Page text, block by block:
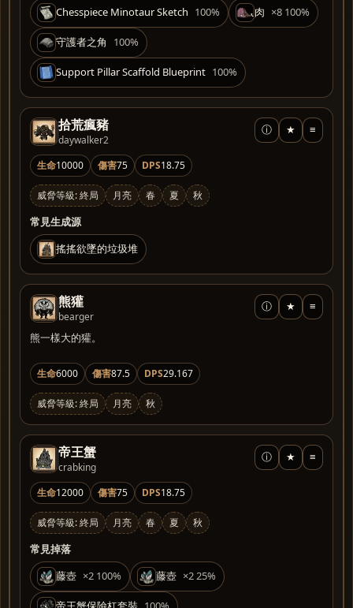
Chesspiece Minotaur Sketch 100% 肉 ×8 100%
守護者之角 100%
Support Pillar Scaffold Blueprint 100%
拾荒瘋豬
daywalker2
ⓘ ★ ≡
生命10000 傷害75 DPS18.75
威脅等級: 終局 月亮 春 夏 秋
常見生成源
搖搖欲墜的垃圾堆
熊獾
bearger
ⓘ ★ ≡
熊一樣大的獾。
生命6000 傷害87.5 DPS29.167
威脅等級: 終局 月亮 秋
帝王蟹
crabking
ⓘ ★ ≡
生命12000 傷害75 DPS18.75
威脅等級: 終局 月亮 春 夏 秋
常見掉落
藤壺 ×2 100% 藤壺 ×2 25%